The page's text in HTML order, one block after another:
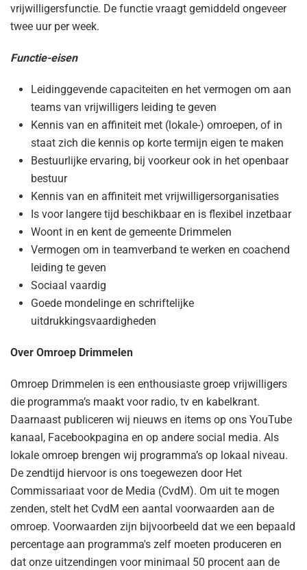
vrijwilligersfunctie. De functie vraagt gemiddeld ongeveer
twee uur per week.
Functie-eisen
Leidinggevende capaciteiten en het vermogen om aan
teams van vrijwilligers leiding te geven
Kennis van en affiniteit met (lokale-) omroepen, of in
staat zich die kennis op korte termijn eigen te maken
Bestuurlijke ervaring, bij voorkeur ook in het openbaar
bestuur
Kennis van en affiniteit met vrijwilligersorganisaties
Is voor langere tijd beschikbaar en is flexibel inzetbaar
Woont in en kent de gemeente Drimmelen
Vermogen om in teamverband te werken en coachend
leiding te geven
Sociaal vaardig
Goede mondelinge en schriftelijke
uitdrukkingsvaardigheden
Over Omroep Drimmelen
Omroep Drimmelen is een enthousiaste groep vrijwilligers
die programma’s maakt voor radio, tv en kabelkrant.
Daarnaast publiceren wij nieuws en items op ons YouTube
kanaal, Facebookpagina en op andere social media. Als
lokale omroep brengen wij programma’s op lokaal niveau.
De zendtijd hiervoor is ons toegewezen door Het
Commissariaat voor de Media (CvdM). Om uit te mogen
zenden, stelt het CvdM een aantal voorwaarden aan de
omroep. Voorwaarden zijn bijvoorbeeld dat we een bepaald
percentage aan programma's zelf moeten produceren en
dat onze uitzendingen voor minimaal 50 procent aan de